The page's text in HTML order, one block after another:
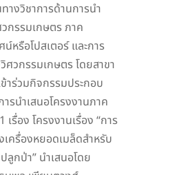
างวิชาการด้านการนำ
กรรมเกษตร ภาค
หรือโปสเตอร์ และการ
ศวกรรมเกษตร โดยสาขา
าร่วมกิจกรรมประกอบ
รนำเสนอโครงงานภาค
รื่อง โครงงานเรื่อง “การ
เครื่องหยอดเมล็ดสำหรับ
กป่า” นำเสนอโดย